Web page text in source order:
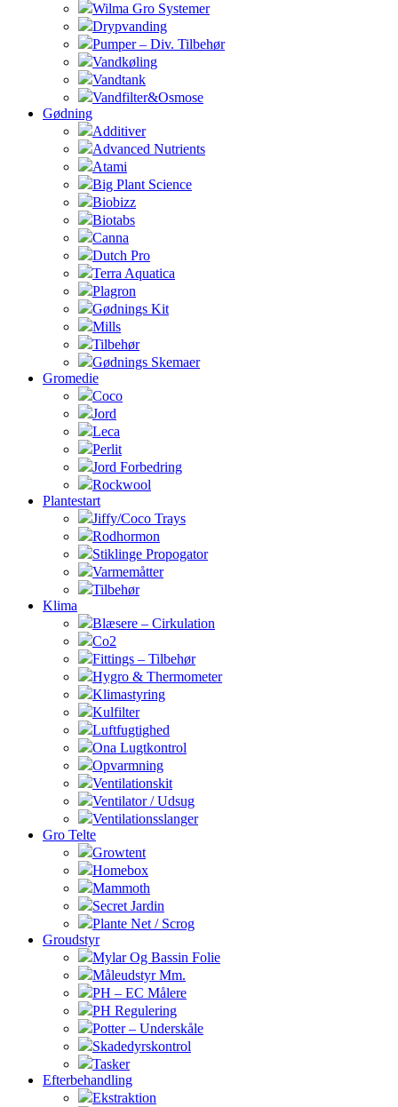
Wilma Gro Systemer
Drypvanding
Pumper – Div. Tilbehør
Vandkøling
Vandtank
Vandfilter&Osmose
Gødning
Additiver
Advanced Nutrients
Atami
Big Plant Science
Biobizz
Biotabs
Canna
Dutch Pro
Terra Aquatica
Plagron
Gødnings Kit
Mills
Tilbehør
Gødnings Skemaer
Gromedie
Coco
Jord
Leca
Perlit
Jord Forbedring
Rockwool
Plantestart
Jiffy/Coco Trays
Rodhormon
Stiklinge Propogator
Varmemåtter
Tilbehør
Klima
Blæsere – Cirkulation
Co2
Fittings – Tilbehør
Hygro & Thermometer
Klimastyring
Kulfilter
Luftfugtighed
Ona Lugtkontrol
Opvarmning
Ventilationskit
Ventilator / Udsug
Ventilationsslanger
Gro Telte
Growtent
Homebox
Mammoth
Secret Jardin
Plante Net / Scrog
Groudstyr
Mylar Og Bassin Folie
Måleudstyr Mm.
PH – EC Målere
PH Regulering
Potter – Underskåle
Skadedyrskontrol
Tasker
Efterbehandling
Ekstraktion